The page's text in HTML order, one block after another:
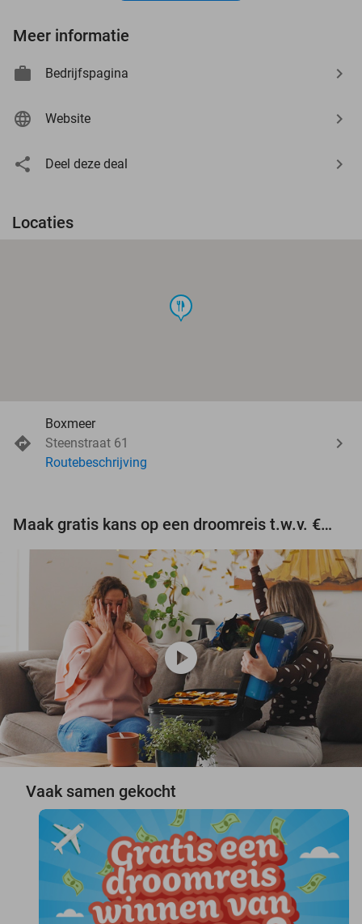
Meer informatie
Bedrijfspagina
Website
Deel deze deal
Locaties
food
Boxmeer
Steenstraat 61
Routebeschrijving
Maak gratis kans op een droomreis t.w.v. €3.000!
play_circle
Vaak samen gekocht